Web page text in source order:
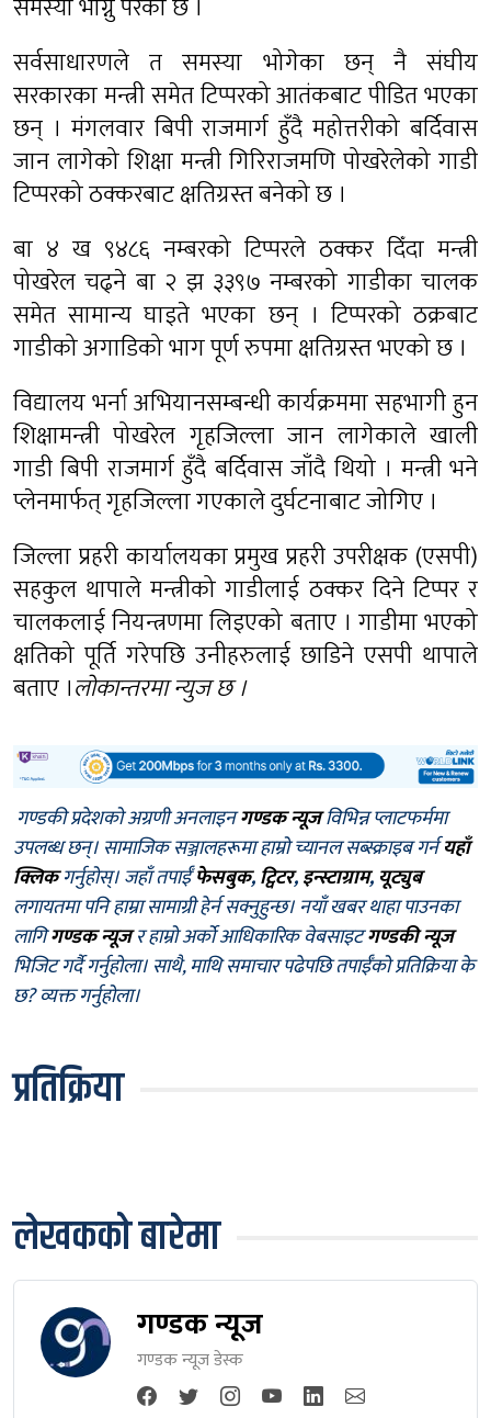
सर्वसाधारणले त समस्या भोगेका छन् नै संघीय
सरकारका मन्त्री समेत टिप्परको आतंकबाट पीडित भएका
छन् । मंगलवार बिपी राजमार्ग हुँदै महोत्तरीको बर्दिवास
जान लागेको शिक्षा मन्त्री गिरिराजमणि पोखरेलेको गाडी
टिप्परको ठक्करबाट क्षतिग्रस्त बनेको छ ।
बा ४ ख ९४८६ नम्बरको टिप्परले ठक्कर दिँदा मन्त्री
पोखरेल चढ्ने बा २ झ ३३९७ नम्बरको गाडीका चालक
समेत सामान्य घाइते भएका छन् । टिप्परको ठक्रबाट
गाडीको अगाडिको भाग पूर्ण रुपमा क्षतिग्रस्त भएको छ ।
विद्यालय भर्ना अभियानसम्बन्धी कार्यक्रममा सहभागी हुन
शिक्षामन्त्री पोखरेल गृहजिल्ला जान लागेकाले खाली
गाडी बिपी राजमार्ग हुँदै बर्दिवास जाँदै थियो । मन्त्री भने
प्लेनमार्फत् गृहजिल्ला गएकाले दुर्घटनाबाट जोगिए ।
जिल्ला प्रहरी कार्यालयका प्रमुख प्रहरी उपरीक्षक (एसपी)
सहकुल थापाले मन्त्रीको गाडीलाई ठक्कर दिने टिप्पर र
चालकलाई नियन्त्रणमा लिइएको बताए । गाडीमा भएको
क्षतिको पूर्ति गरेपछि उनीहरुलाई छाडिने एसपी थापाले
बताए ।लोकान्तरमा न्युज छ ।
गण्डकी प्रदेशको अग्रणी अनलाइनगण्डक न्यूजविभिन्न प्लाटफर्ममा
उपलब्ध छन्। सामाजिक सञ्जालहरूमा हाम्रो च्यानल सब्स्क्राइब गर्नयहाँ
क्लिकगर्नुहोस्। जहाँ तपाईँफेसबुक,ट्विटर,इन्स्टाग्राम, यूट्युब
लगायतमा पनि हाम्रा सामाग्री हेर्न सक्नुहुन्छ। नयाँ खबर थाहा पाउनका
लागिगण्डक न्यूजर हाम्रो अर्को आधिकारिक वेबसाइटगण्डकी न्यूज
भिजिट गर्दै गर्नुहोला। साथै, माथि समाचार पढेपछि तपाईँको प्रतिक्रिया के
छ? व्यक्त गर्नुहोला।
प्रतिक्रिया
लेखकको बारेमा
गण्डक न्यूज
गण्डक न्यूज डेस्क